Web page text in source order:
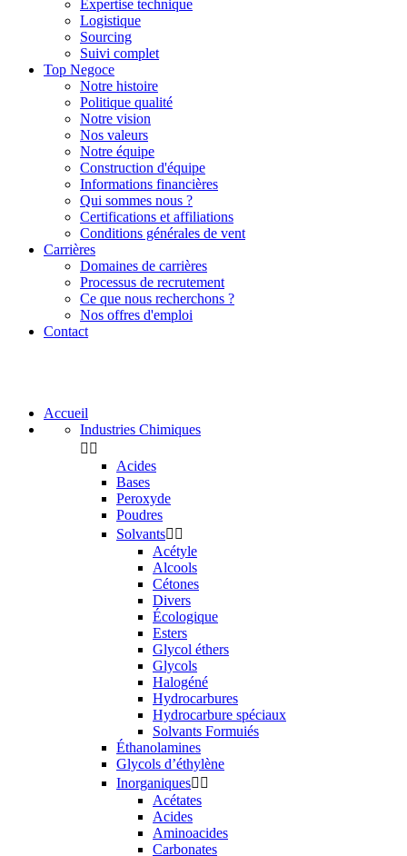
Expertise technique
Logistique
Sourcing
Suivi complet
Top Negoce
Notre histoire
Politique qualité
Notre vision
Nos valeurs
Notre équipe
Construction d'équipe
Informations financières
Qui sommes nous ?
Certifications et affiliations
Conditions générales de vent
Carrières
Domaines de carrières
Processus de recrutement
Ce que nous recherchons ?
Nos offres d'emploi
Contact
Accueil
Industries Chimiques
 
Acides
Bases
Peroxyde
Poudres
Solvants 
Acétyle
Alcools
Cétones
Divers
Écologique
Esters
Glycol éthers
Glycols
Halogéné
Hydrocarbures
Hydrocarbure spéciaux
Solvants Formuiés
Éthanolamines
Glycols d’éthylène
Inorganiques 
Acétates
Acides
Aminoacides
Carbonates